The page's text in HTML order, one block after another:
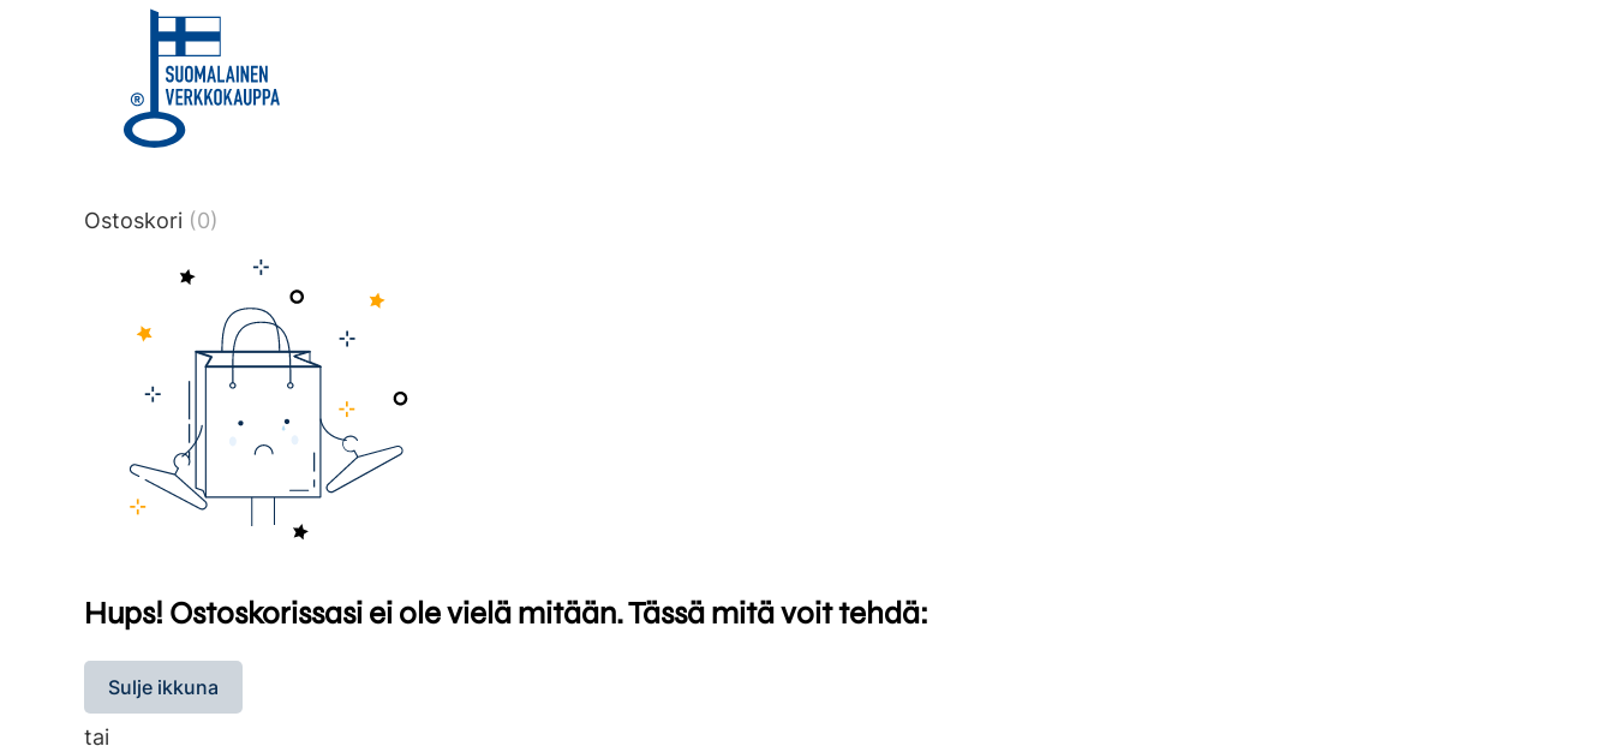
title or content.","post_type":
["product"],"ajax_loader_animation":"ripple","ajax_loader_selector":"#brxe-
tmlmvi","meta_query":
data-original-query-vars="[]" data-page="1" data-max-
Ostoskori (0)
Hups! Ostoskorissasi ei ole vielä mitään. Tässä mitä voit tehdä:
Sulje ikkuna
tai